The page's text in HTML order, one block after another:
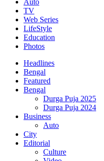
Auto
TV
Web Series
LifeStyle
Education
Photos
Headlines
Bengal
Featured
Bengal
Durga Puja 2025
Durga Puja 2024
Business
Auto
City
Editorial
Culture